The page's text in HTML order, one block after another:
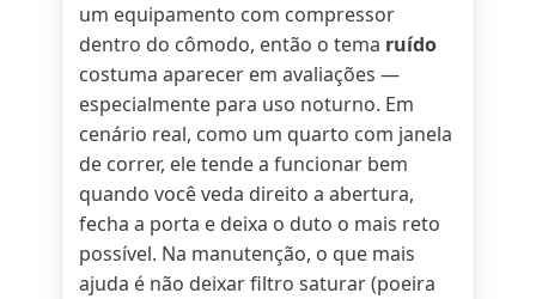
um equipamento com compressor
dentro do cômodo, então o tema ruído
costuma aparecer em avaliações —
especialmente para uso noturno. Em
cenário real, como um quarto com janela
de correr, ele tende a funcionar bem
quando você veda direito a abertura,
fecha a porta e deixa o duto o mais reto
possível. Na manutenção, o que mais
ajuda é não deixar filtro saturar (poeira